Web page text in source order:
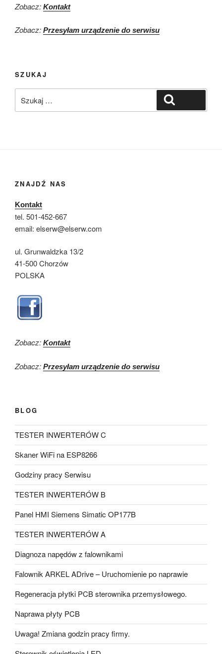
Zobacz: Kontakt
Zobacz: Przesyłam urządzenie do serwisu
SZUKAJ
ZNAJDŹ NAS
Kontakt
tel. 501-452-667
email: elserw@elserw.com
ul. Grunwaldzka 13/2
41-500 Chorzów
POLSKA
Zobacz: Kontakt
Zobacz: Przesyłam urządzenie do serwisu
BLOG
TESTER INWERTERÓW C
Skaner WiFi na ESP8266
Godziny pracy Serwisu
TESTER INWERTERÓW B
Panel HMI Siemens Simatic OP177B
TESTER INWERTERÓW A
Diagnoza napędów z falownikami
Falownik ARKEL ADrive – Uruchomienie po naprawie
Regeneracja płytki PCB sterownika przemysłowego.
Naprawa płyty PCB
Uwaga! Zmiana godzin pracy firmy.